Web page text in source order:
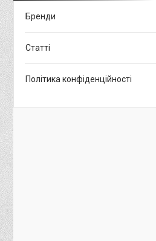
Бренди
Статті
Політика конфіденційності